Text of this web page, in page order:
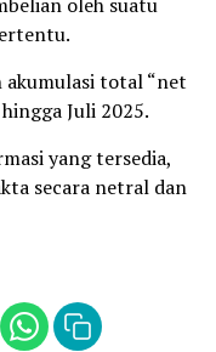
total “net
Juli 2025.
yang tersedia,
secara netral dan